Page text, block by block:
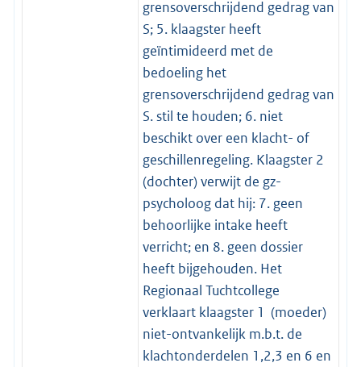
grensoverschrijdend gedrag van
S; 5. klaagster heeft
geïntimideerd met de
bedoeling het
grensoverschrijdend gedrag van
S. stil te houden; 6. niet
beschikt over een klacht- of
geschillenregeling. Klaagster 2
(dochter) verwijt de gz-
psycholoog dat hij: 7. geen
behoorlijke intake heeft
verricht; en 8. geen dossier
heeft bijgehouden. Het
Regionaal Tuchtcollege
verklaart klaagster 1 (moeder)
niet-ontvankelijk m.b.t. de
klachtonderdelen 1,2,3 en 6 en